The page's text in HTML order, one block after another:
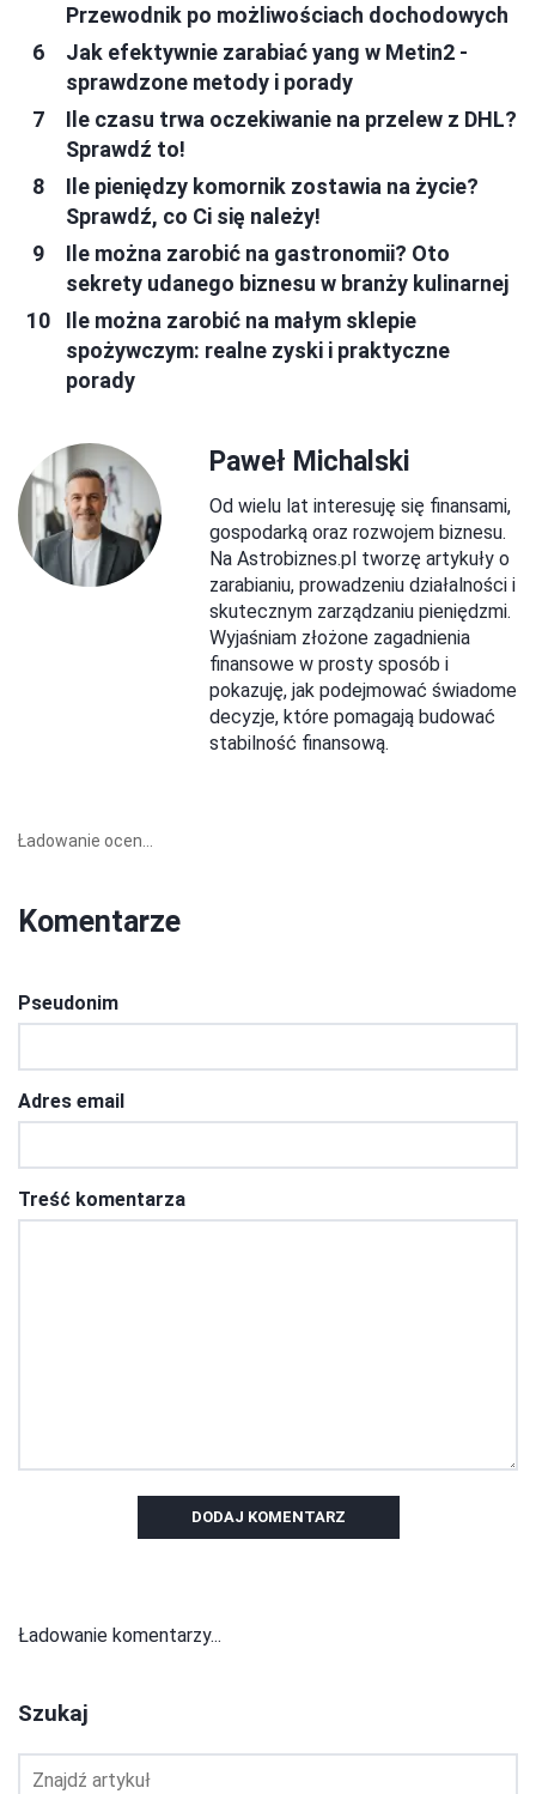
Przewodnik po możliwościach dochodowych
Jak efektywnie zarabiać yang w Metin2 -
sprawdzone metody i porady
Ile czasu trwa oczekiwanie na przelew z DHL?
Sprawdź to!
Ile pieniędzy komornik zostawia na życie?
Sprawdź, co Ci się należy!
Ile można zarobić na gastronomii? Oto
sekrety udanego biznesu w branży kulinarnej
Ile można zarobić na małym sklepie
spożywczym: realne zyski i praktyczne
porady
Paweł Michalski
Od wielu lat interesuję się finansami,
gospodarką oraz rozwojem biznesu.
Na Astrobiznes.pl tworzę artykuły o
zarabianiu, prowadzeniu działalności i
skutecznym zarządzaniu pieniędzmi.
Wyjaśniam złożone zagadnienia
finansowe w prosty sposób i
pokazuję, jak podejmować świadome
decyzje, które pomagają budować
stabilność finansową.
Ładowanie ocen...
Komentarze
Pseudonim
Adres email
Treść komentarza
DODAJ KOMENTARZ
Ładowanie komentarzy...
Szukaj